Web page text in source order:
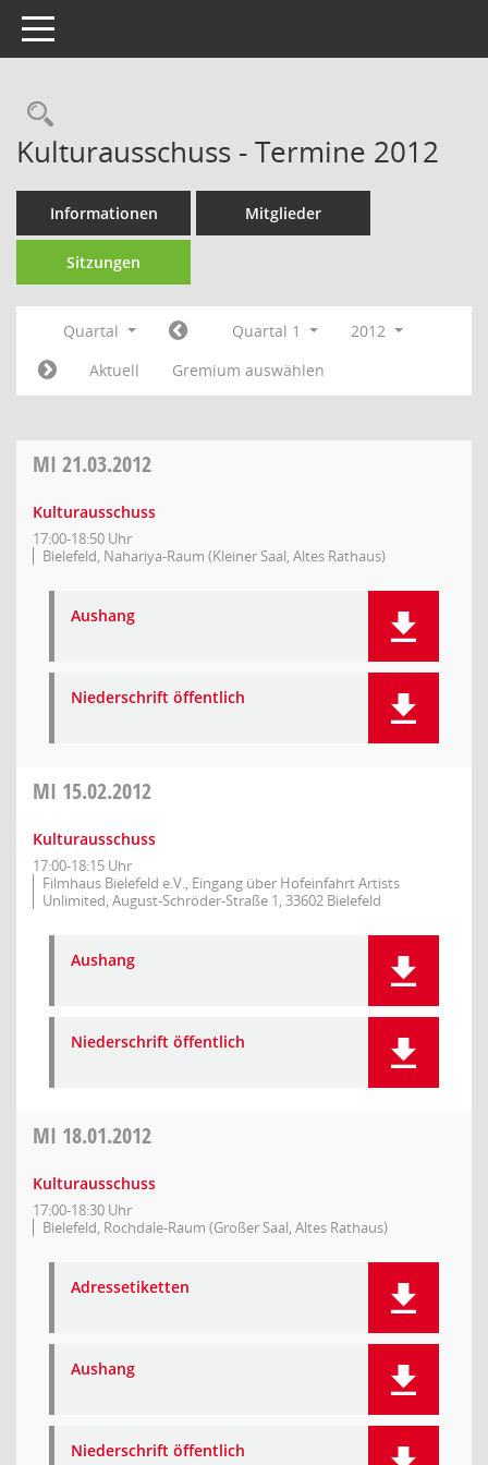
Toggle navigation
Rechercheauswahl
Kulturausschuss - Termine 2012
Informationen Mitglieder
Sitzungen
Quartal Quartal 1
2012
Aktuell
Gremium auswählen
MI 21.03.2012
Kulturausschuss
17:00-18:50 Uhr
Bielefeld, Nahariya-Raum (Kleiner Saal, Altes Rathaus)
Aushang
Niederschrift öffentlich
MI 15.02.2012
Kulturausschuss
17:00-18:15 Uhr
Filmhaus Bielefeld e.V., Eingang über Hofeinfahrt Artists
Unlimited, August-Schröder-Straße 1, 33602 Bielefeld
Aushang
Niederschrift öffentlich
MI 18.01.2012
Kulturausschuss
17:00-18:30 Uhr
Bielefeld, Rochdale-Raum (Großer Saal, Altes Rathaus)
Adressetiketten
Aushang
Niederschrift öffentlich